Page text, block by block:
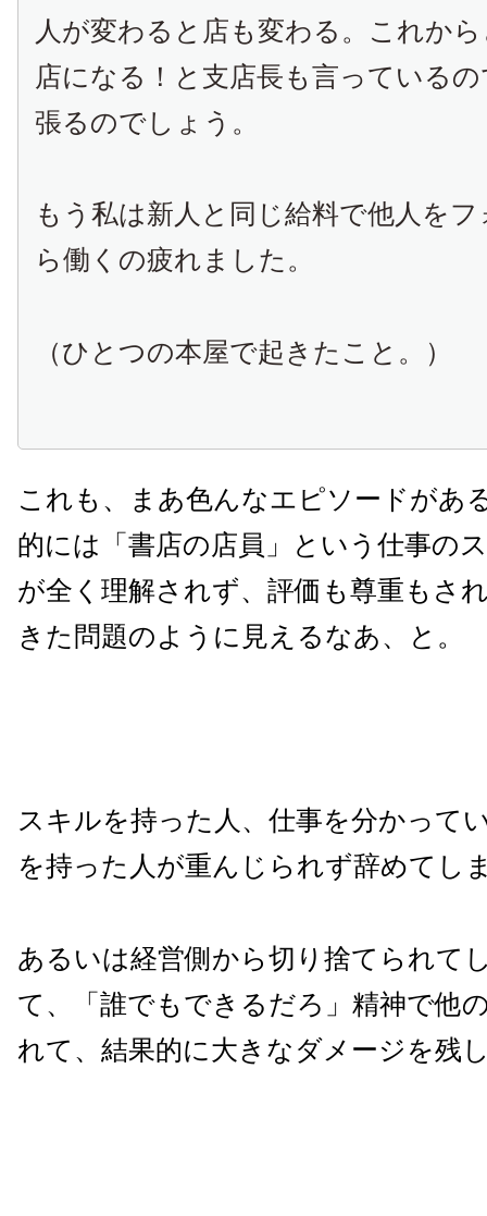
人が変わると店も変わる。これか
店になる！と支店長も言っている
張るのでしょう。
もう私は新人と同じ給料で他人を
ら働くの疲れました。
（ひとつの本屋で起きたこと。）
これも、まあ色んなエピソードがあ
的には「書店の店員」という仕事の
が全く理解されず、評価も尊重もさ
きた問題のように見えるなあ、と。
スキルを持った人、仕事を分かって
を持った人が重んじられず辞めてし
あるいは経営側から切り捨てられて
て、「誰でもできるだろ」精神で他
れて、結果的に大きなダメージを残